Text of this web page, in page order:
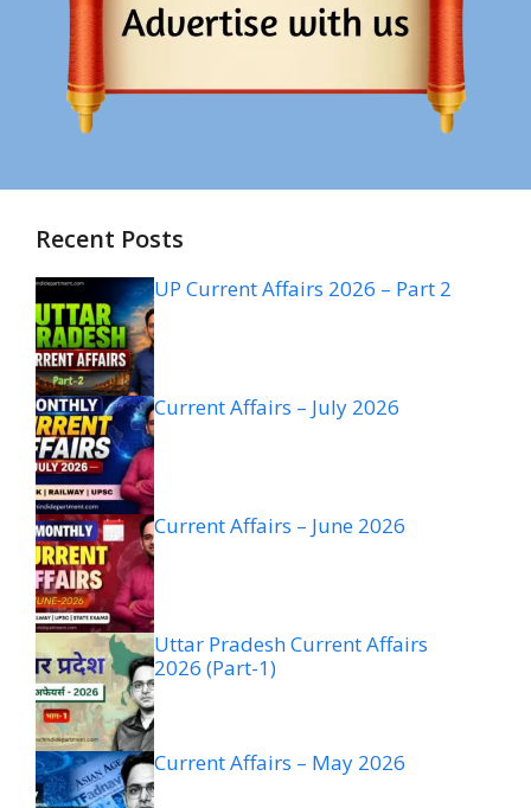
Recent Posts
UP Current Affairs 2026 – Part 2
Current Affairs – July 2026
Current Affairs – June 2026
Uttar Pradesh Current Affairs
2026 (Part-1)
Current Affairs – May 2026